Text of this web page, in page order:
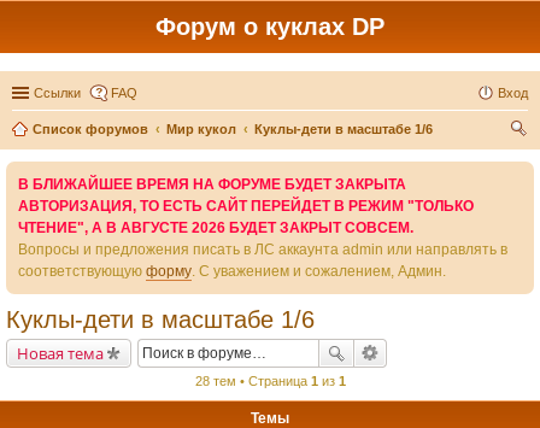
Форум о куклах DP
Ссылки FAQ Вход
Список форумов Мир кукол
Куклы-дети в масштабе 1/6
В БЛИЖАЙШЕЕ ВРЕМЯ НА ФОРУМЕ БУДЕТ ЗАКРЫТА
АВТОРИЗАЦИЯ, ТО ЕСТЬ САЙТ ПЕРЕЙДЕТ В РЕЖИМ "ТОЛЬКО
ЧТЕНИЕ", А В АВГУСТЕ 2026 БУДЕТ ЗАКРЫТ СОВСЕМ.
Вопросы и предложения писать в ЛС аккаунта admin или направлять в
соответствующую форму. С уважением и сожалением, Админ.
Куклы-дети в масштабе 1/6
Новая тема
28 тем • Страница 1 из 1
Темы